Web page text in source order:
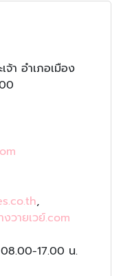
า อำเภอเมือง
,
วายเวย์.com
17.00 น.